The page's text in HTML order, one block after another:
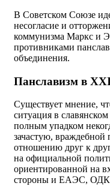
В Советском Союзе
несогласие и
коммунизма Маркс и
противниками
объединения.
Панславизм в
Существует мнение,
ситуация в
полным упадком
зачастую, враждебной
отношению друг к
на официальной
ориентированной на
стороны и ЕАЭС,